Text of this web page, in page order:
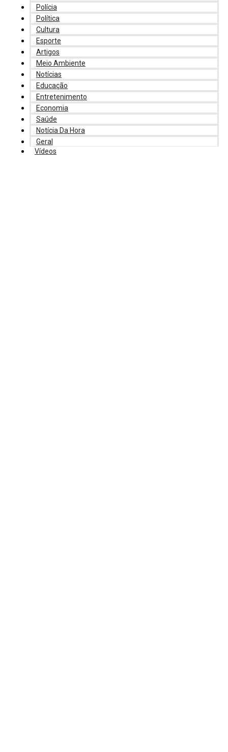
Polícia
Política
Cultura
Esporte
Artigos
Meio Ambiente
Notícias
Educação
Entretenimento
Economia
Saúde
Notícia Da Hora
Geral
Vídeos